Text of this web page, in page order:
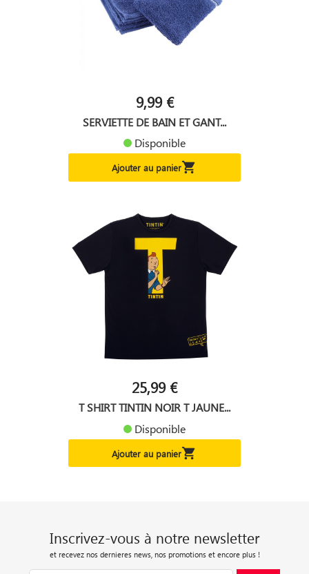
9,99 €
SERVIETTE DE BAIN ET GANT...
Disponible
Ajouter au panier
25,99 €
T SHIRT TINTIN NOIR T JAUNE...
Disponible
Ajouter au panier
Inscrivez-vous à notre newsletter
et recevez nos dernieres news, nos promotions et encore plus !